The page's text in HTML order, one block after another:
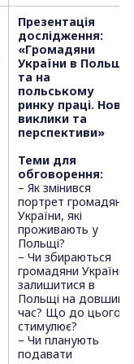
Презентація
дослідження:
«Громадяни
України в Польщі
та на
польському
ринку праці. Нові
виклики та
перспективи»
Теми для
обговорення:
– Як змінився
портрет громадян
України, які
проживають у
Польщі?
– Чи збираються
громадяни України
залишитися в
Польщі на довший
час? Що до цього
стимулює?
– Чи планують
подавати